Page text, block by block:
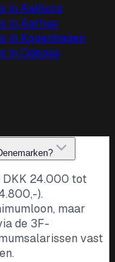
in Aalborg
in Aarhus
in Kopenhagen
in Odense
DKK 24.000 tot
).
maar
de 3F-
vast